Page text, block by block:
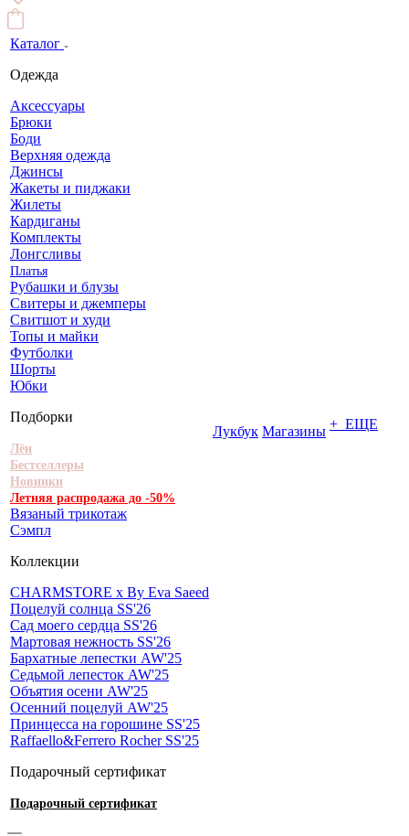
Каталог
Одежда
Аксессуары
Брюки
Боди
Верхняя одежда
Джинсы
Жакеты и пиджаки
Жилеты
Кардиганы
Комплекты
Лонгсливы
Платья
Рубашки и блузы
Свитеры и джемперы
Свитшот и худи
Топы и майки
Футболки
Шорты
Юбки
Подборки
Лён
Бестселлеры
Новинки
Летняя распродажа до -50%
Вязаный трикотаж
Сэмпл
Коллекции
CHARMSTORE х By Eva Saeed
Поцелуй солнца SS'26
Сад моего сердца SS'26
Мартовая нежность SS'26
Бархатные лепестки AW'25
Седьмой лепесток AW'25
Объятия осени AW'25
Осенний поцелуй AW'25
Принцесса на горошине SS'25
Raffaello&Ferrero Rocher SS'25
Подарочный сертификат
Подарочный сертификат
Лукбук Магазины + ЕЩЕ